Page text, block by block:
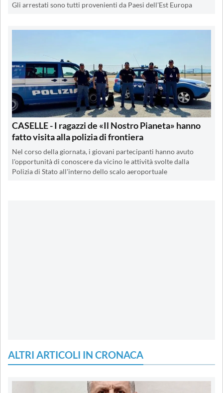
Gli arrestati sono tutti provenienti da Paesi dell'Est Europa
CASELLE - I ragazzi de «Il Nostro Pianeta» hanno
fatto visita alla polizia di frontiera
Nel corso della giornata, i giovani partecipanti hanno avuto
l'opportunità di conoscere da vicino le attività svolte dalla
Polizia di Stato all'interno dello scalo aeroportuale
ALTRI ARTICOLI IN CRONACA